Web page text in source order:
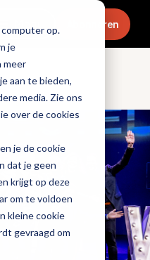
op.
je
meer
aan te bieden,
media. Zie ons
over de cookies
je de cookie
dat je geen
krijgt op deze
om te voldoen
kleine cookie
gevraagd om
Menu Abonneren